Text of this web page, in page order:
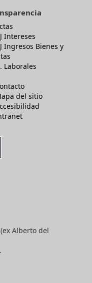
Intereses
Ingresos Bienes y
Laborales
del sitio
Alberto del